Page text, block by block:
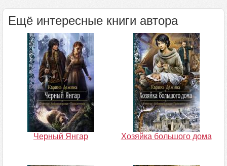
Ещё интересные книги автора
Черный Янгар Хозяйка большого дома